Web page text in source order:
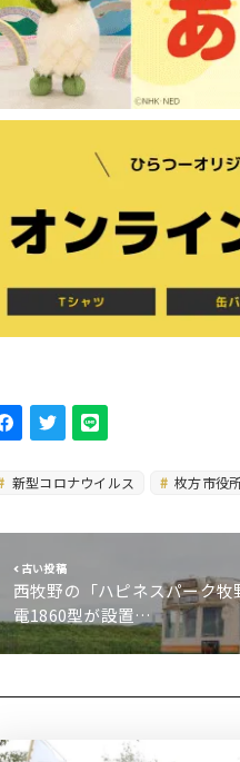
新型コロナウイルス 枚方市役
古い投稿
西牧野の「ハピネスパーク
電1860型が設置…